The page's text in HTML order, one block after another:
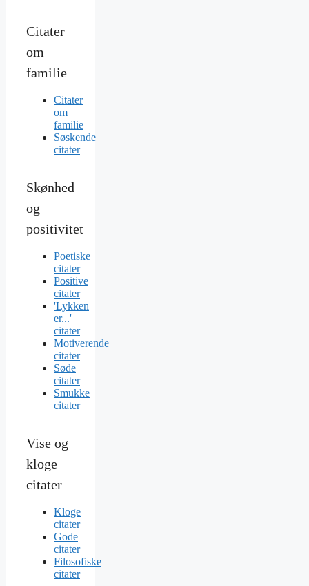
Citater
om
familie
Citater
om
familie
Søskende
citater
Skønhed
og
positivitet
Poetiske
citater
Positive
citater
'Lykken
er...'
citater
Motiverende
citater
Søde
citater
Smukke
citater
Vise og
kloge
citater
Kloge
citater
Gode
citater
Filosofiske
citater